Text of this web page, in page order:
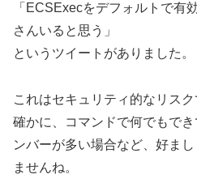
「ECSExecをデフォルトで有
さんいると思う」
というツイートがありました。
これはセキュリティ的なリス
確かに、コマンドで何でもで
ンバーが多い場合など、好ま
ませんね。